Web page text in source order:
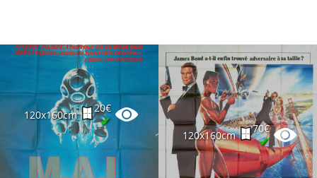
120x160cm
20€
✔
120x160cm
70€
✔